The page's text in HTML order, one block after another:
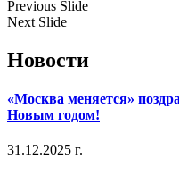
Previous Slide
Next Slide
Новости
«Москва меняется»
Новым годом!
31.12.2025 г.